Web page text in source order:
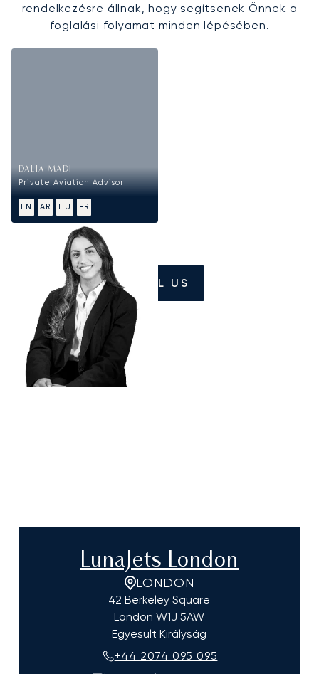
rendelkezésre állnak, hogy segítsenek Önnek a
foglalási folyamat minden lépésében.
DALIA MADI
Private Aviation Advisor
EN AR HU FR
CALL US
LunaJets London
LONDON
42 Berkeley Square
London W1J 5AW
Egyesült Királyság
+44 2074 095 095